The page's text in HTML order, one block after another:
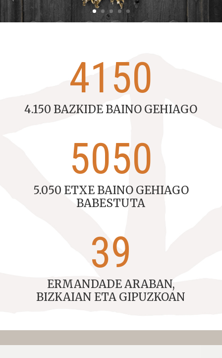
4150
4.150 BAZKIDE BAINO GEHIAGO
5050
5.050 ETXE BAINO GEHIAGO
BABESTUTA
39
ERMANDADE ARABAN,
BIZKAIAN ETA GIPUZKOAN